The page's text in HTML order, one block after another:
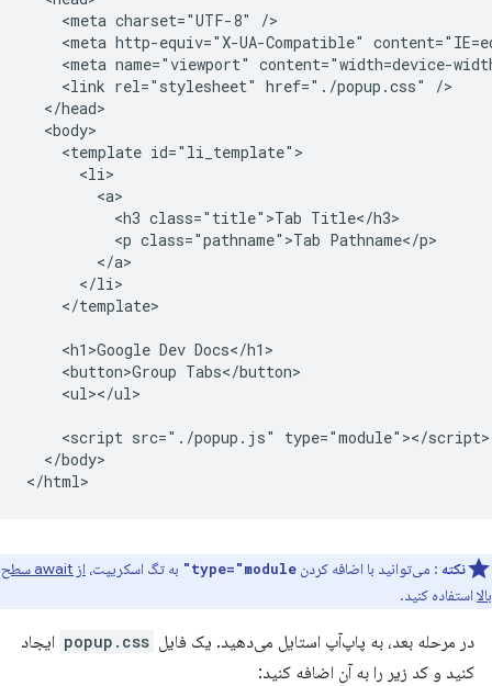
    <meta charset="UTF-8" />
<meta http-equiv="X-UA-Compatible"
<meta name="viewport" content="width=device-
    <link rel="stylesheet" href="./popup.css" />
  </head>
  <body>
    <template id="li_template">
      <li>
        <a>
          <h3 class="title">Tab Title</h3>
          <p class="pathname">Tab Pathname</p>
        </a>
      </li>
    </template>
    <h1>Google Dev Docs</h1>
    <button>Group Tabs</button>
    <ul></ul>
    <script src="./popup.js" type="module"></script>
  </body>
نکته : می‌توانید با اضافه کردن type="module" به تگ اسکریپت،
از await سطح
بالا استفاده کنید.
در مرحله بعد، به پاپ‌آپ استایل می‌دهید. یک فایل popup.css ایجاد
کنید و کد زیر را به آن اضافه کنید: